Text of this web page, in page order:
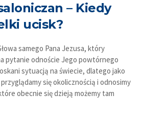
– Kiedy
ucisk?
samego Pana Jezusa, który
pytanie odnoście Jego powtórnego
sytuacją na świecie, dlatego jako
się okolicznością i odnosimy
obecnie się dzieją możemy tam